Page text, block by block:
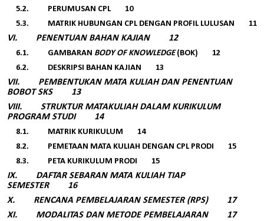
5.2.
PERUMUSAN CPL 10
5.3.
MATRIK HUBUNGAN CPL DENGAN PROFIL LULUSAN 11
VI. PENENTUAN BAHAN KAJIAN 12
6.1. GAMBARAN BODY OF KNOWLEDGE(BOK) 12
6.2.
DESKRIPSI BAHAN KAJIAN 13
VII.
PEMBENTUKAN MATA KULIAH DAN PENENTUAN
BOBOT SKS 13
VIII.
STRUKTUR MATAKULIAH DALAM KURIKULUM
PROGRAM STUDI 14
8.1.
MATRIK KURIKULUM 14
8.2.
PEMETAAN MATA KULIAH DENGAN CPL PRODI 15
8.3.
PETA KURIKULUM PRODI 15
IX.
DAFTAR SEBARAN MATA KULIAH TIAP
SEMESTER 16
X.
RENCANA PEMBELAJARAN SEMESTER (RPS) 17
XI.
MODALITAS DAN METODE PEMBELAJARAN 17